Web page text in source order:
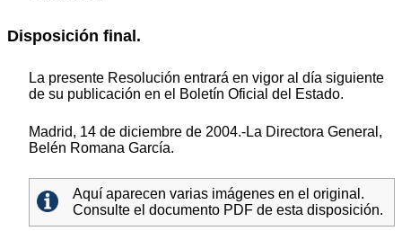
Disposición final.
La presente Resolución entrará en vigor al día siguiente
de su publicación en el Boletín Oficial del Estado.
Madrid, 14 de diciembre de 2004.-La Directora General,
Belén Romana García.
Aquí aparecen varias imágenes en el original.
Consulte el documento PDF de esta disposición.